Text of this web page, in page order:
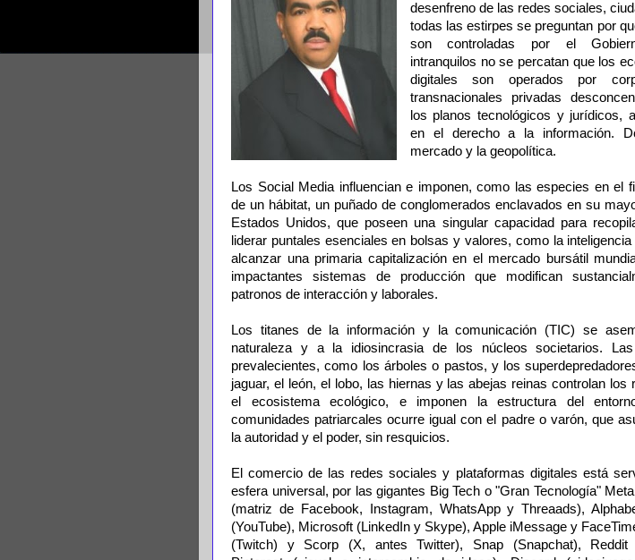
desenfreno de las redes sociales,
todas las estirpes se preguntan por
son controladas por el
intranquilos no se percatan que los
digitales son operados por
transnacionales privadas
los planos tecnológicos y jurídicos,
en el derecho a la información.
mercado y la geopolítica.
Los Social Media influencian e imponen, como las especies en el
de un hábitat, un puñado de conglomerados enclavados en su
Estados Unidos, que poseen una singular capacidad para
liderar puntales esenciales en bolsas y valores, como la
alcanzar una primaria capitalización en el mercado bursátil
impactantes sistemas de producción que modifican
patronos de interacción y laborales.
Los titanes de la información y la comunicación (TIC) se
naturaleza y a la idiosincrasia de los núcleos societarios.
prevalecientes, como los árboles o pastos, y los
jaguar, el león, el lobo, las hiernas y las abejas reinas controlan los
el ecosistema ecológico, e imponen la estructura del
comunidades patriarcales ocurre igual con el padre o varón, que
la autoridad y el poder, sin resquicios.
El comercio de las redes sociales y plataformas digitales está
esfera universal, por las gigantes Big Tech o "Gran Tecnología"
(matriz de Facebook, Instagram, WhatsApp y Threaads),
(YouTube), Microsoft (LinkedIn y Skype), Apple iMessage y
(Twitch) y Scorp (X, antes Twitter), Snap (Snapchat), Reddit